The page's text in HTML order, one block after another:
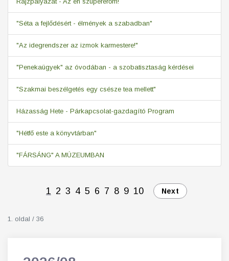
"Séta a fejlődésért - élmények a szabadban"
"Az idegrendszer az izmok karmestere!"
"Penekaügyek" az óvodában - a szobatisztaság kérdései
"Szakmai beszélgetés egy csésze tea mellett"
Házasság Hete - Párkapcsolat-gazdagító Program
"Hétfő este a könyvtárban"
"FÁRSÁNG" A MÚZEUMBAN
1 2 3 4 5 6 7 8 9 10 Next
1. oldal / 36